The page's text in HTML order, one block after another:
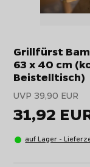
Grillfürst
63 x 40 cm
Beistelltisch)
UVP 39,90 EUR
31,92
auf Lager -